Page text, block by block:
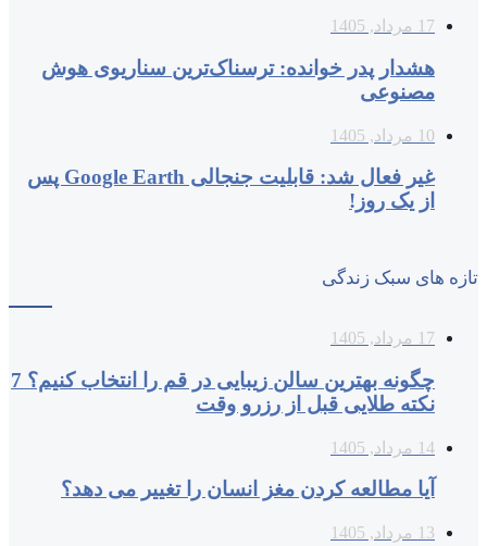
17 مرداد, 1405
هشدار پدر خوانده: ترسناک‌ترین سناریوی هوش
مصنوعی
10 مرداد, 1405
غیر فعال شد: قابلیت جنجالی Google Earth پس
از یک روز!
تازه های سبک زندگی
17 مرداد, 1405
چگونه بهترین سالن زیبایی در قم را انتخاب کنیم؟ 7
نکته طلایی قبل از رزرو وقت
14 مرداد, 1405
آیا مطالعه کردن مغز انسان را تغییر می‌ دهد؟
13 مرداد, 1405